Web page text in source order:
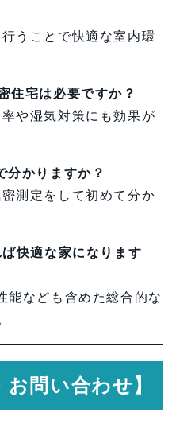
うことで快適な室内環
住宅は必要ですか？
や湿気対策にも効果が
分かりますか？
測定をして初めて分か
快適な家になります
能なども含めた総合的な
お問い合わせ】